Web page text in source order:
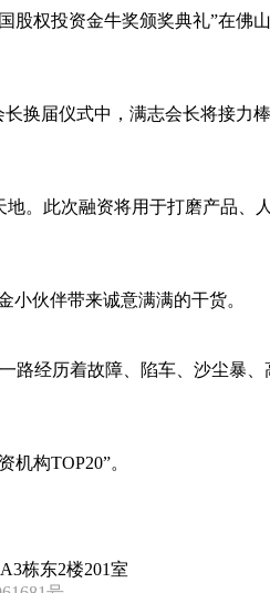
股权投资金牛奖颁奖典礼”在佛
换届仪式中，满志会长将接力
。此次融资将用于打磨产品、
小伙伴带来诚意满满的干货。
路经历着故障、陷车、沙尘暴
构TOP20”。
栋东2楼201室